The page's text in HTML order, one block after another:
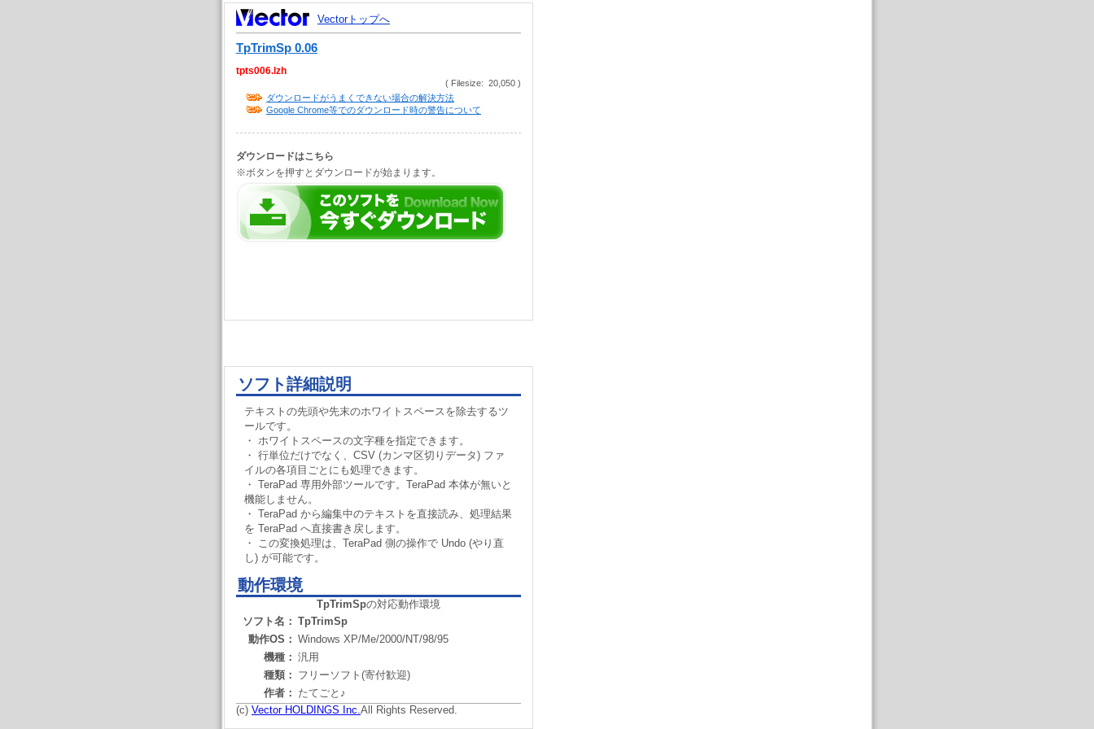
Vectorトップへ
TpTrimSp 0.06
tpts006.lzh
( Filesize: 20,050 )
ダウンロードがうまくできない場合の解決方法
Google Chrome等でのダウンロード時の警告について
ダウンロードはこちら
※ボタンを押すとダウンロードが始まります。
ソフト詳細説明
テキストの先頭や先末のホワイトスペースを除去するツ
ールです。
・ ホワイトスペースの文字種を指定できます。
・ 行単位だけでなく、CSV (カンマ区切りデータ) ファ
イルの各項目ごとにも処理できます。
・ TeraPad 専用外部ツールです。TeraPad 本体が無いと
機能しません。
・ TeraPad から編集中のテキストを直接読み、処理結果
を TeraPad へ直接書き戻します。
・ この変換処理は、TeraPad 側の操作で Undo (やり直
し) が可能です。
動作環境
TpTrimSpの対応動作環境
ソフト名： TpTrimSp
動作OS： Windows XP/Me/2000/NT/98/95
機種： 汎用
種類： フリーソフト(寄付歓迎)
作者： たてごと♪
(c) Vector HOLDINGS Inc.All Rights Reserved.